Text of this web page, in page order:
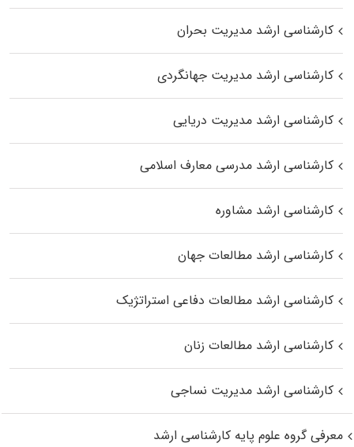
کارشناسی ارشد مدیریت بحران
کارشناسی ارشد مدیریت جهانگردی
کارشناسی ارشد مدیریت دریایی
کارشناسی ارشد مدرسی معارف اسلامی
کارشناسی ارشد مشاوره
کارشناسی ارشد مطالعات جهان
کارشناسی ارشد مطالعات دفاعی استراتژیک
کارشناسی ارشد مطالعات زنان
کارشناسی ارشد مدیریت نساجی
معرفی گروه علوم پایه کارشناسی ارشد